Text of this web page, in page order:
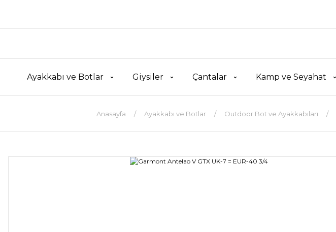
Ayakkabı ve Botlar Giysiler Çantalar Kamp ve Seyahat
Anasayfa Ayakkabı ve Botlar Outdoor Bot ve Ayakkabıları